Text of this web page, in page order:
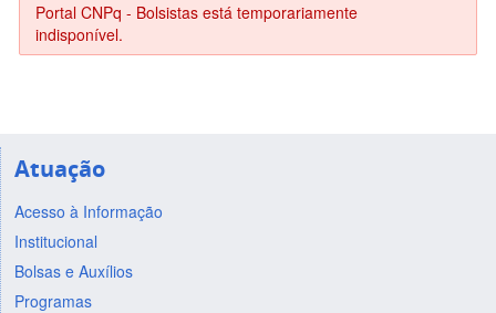
Portal CNPq - Bolsistas está temporariamente
indisponível.
Atuação
Acesso à Informação
Institucional
Bolsas e Auxílios
Programas